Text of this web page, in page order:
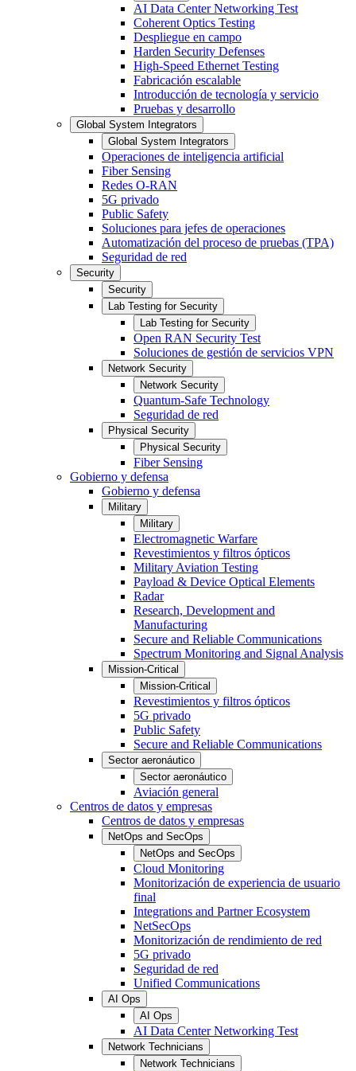
AI Data Center Networking Test
Coherent Optics Testing
Despliegue en campo
Harden Security Defenses
High-Speed Ethernet Testing
Fabricación escalable
Introducción de tecnología y servicio
Pruebas y desarrollo
Global System Integrators
Global System Integrators
Operaciones de inteligencia artificial
Fiber Sensing
Redes O-RAN
5G privado
Public Safety
Soluciones para jefes de operaciones
Automatización del proceso de pruebas (TPA)
Seguridad de red
Security
Security
Lab Testing for Security
Lab Testing for Security
Open RAN Security Test
Soluciones de gestión de servicios VPN
Network Security
Network Security
Quantum-Safe Technology
Seguridad de red
Physical Security
Physical Security
Fiber Sensing
Gobierno y defensa
Gobierno y defensa
Military
Military
Electromagnetic Warfare
Revestimientos y filtros ópticos
Military Aviation Testing
Payload & Device Optical Elements
Radar
Research, Development and
Manufacturing
Secure and Reliable Communications
Spectrum Monitoring and Signal Analysis
Mission-Critical
Mission-Critical
Revestimientos y filtros ópticos
5G privado
Public Safety
Secure and Reliable Communications
Sector aeronáutico
Sector aeronáutico
Aviación general
Centros de datos y empresas
Centros de datos y empresas
NetOps and SecOps
NetOps and SecOps
Cloud Monitoring
Monitorización de experiencia de usuario
final
Integrations and Partner Ecosystem
NetSecOps
Monitorización de rendimiento de red
5G privado
Seguridad de red
Unified Communications
AI Ops
AI Ops
AI Data Center Networking Test
Network Technicians
Network Technicians